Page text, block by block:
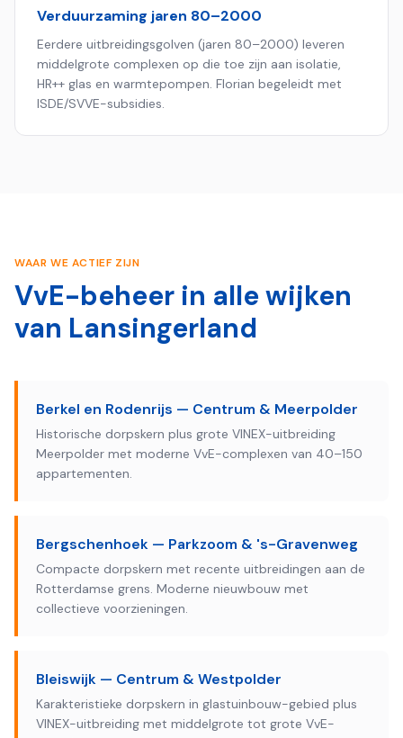
Verduurzaming jaren 80–2000
Eerdere uitbreidingsgolven (jaren 80–2000) leveren
middelgrote complexen op die toe zijn aan isolatie,
HR++ glas en warmtepompen. Florian begeleidt met
ISDE/SVVE-subsidies.
WAAR WE ACTIEF ZIJN
VvE-beheer in alle wijken
van Lansingerland
Berkel en Rodenrijs — Centrum & Meerpolder
Historische dorpskern plus grote VINEX-uitbreiding
Meerpolder met moderne VvE-complexen van 40–150
appartementen.
Bergschenhoek — Parkzoom & 's-Gravenweg
Compacte dorpskern met recente uitbreidingen aan de
Rotterdamse grens. Moderne nieuwbouw met
collectieve voorzieningen.
Bleiswijk — Centrum & Westpolder
Karakteristieke dorpskern in glastuinbouw-gebied plus
VINEX-uitbreiding met middelgrote tot grote VvE-